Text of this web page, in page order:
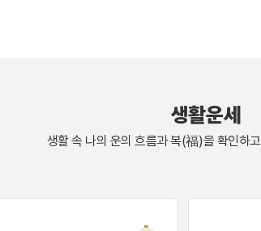
생활운세
생활 속 나의 운의 흐름과 복(福)을 확인하고